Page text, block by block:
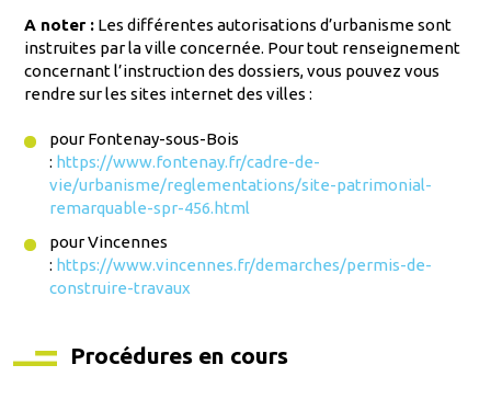
A noter : Les différentes autorisations d’urbanisme sont
instruites par la ville concernée. Pour tout renseignement
concernant l’instruction des dossiers, vous pouvez vous
rendre sur les sites internet des villes :
pour Fontenay-sous-Bois
: https://www.fontenay.fr/cadre-de-
vie/urbanisme/reglementations/site-patrimonial-
remarquable-spr-456.html
pour Vincennes
: https://www.vincennes.fr/demarches/permis-de-
construire-travaux
Procédures en cours